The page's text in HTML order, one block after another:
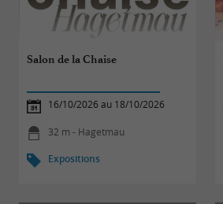
Salon de la Chaise
16/10/2026 au 18/10/2026
32 m - Hagetmau
Expositions